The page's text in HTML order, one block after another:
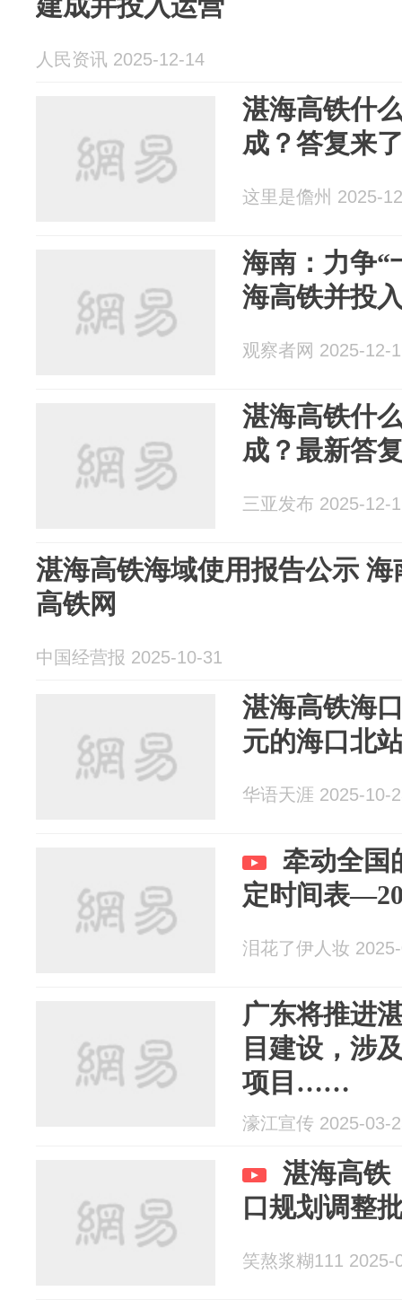
建成并投入运营
人民资讯 2025-12-14
湛海高铁什
成？答复来
这里是儋州 2025-
海南：力争“
海高铁并投
观察者网 2025-12-
湛海高铁什
成？最新答
三亚发布 2025-12-
湛海高铁海域使用报告公示
高铁网
中国经营报 2025-10-31
湛海高铁海
元的海口北
华语天涯 2025-10-
牵动全国
定时间表
泪花了伊人妆
广东将推进
目建设，涉
项目……
濠江宣传 2025-03-
湛海高铁
口规划调整
笑熬浆糊111 2025-